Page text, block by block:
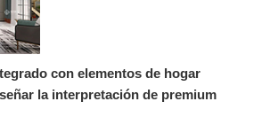
con elementos de hogar
la interpretación de premium